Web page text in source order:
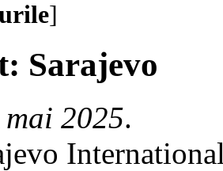
]
Sarajevo
mai 2025.